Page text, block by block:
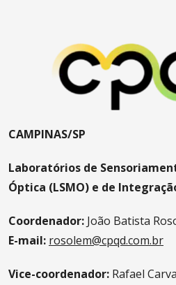
CAMPINAS/SP
Laboratórios de
Óptica (LSMO) e de
Coordenador: João Batista
E-mail: rosolem@cpqd.com.br
Vice-coordenador: Rafael